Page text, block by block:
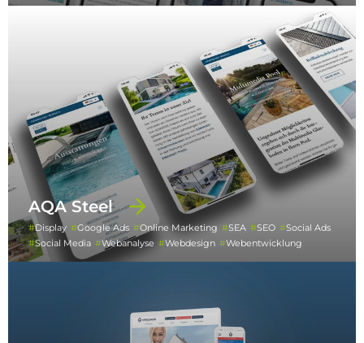
AQA Steel
Display Google Ads Online Marketing SEA SEO
Social Ads
Social Media
Webanalyse Webdesign Webentwicklung